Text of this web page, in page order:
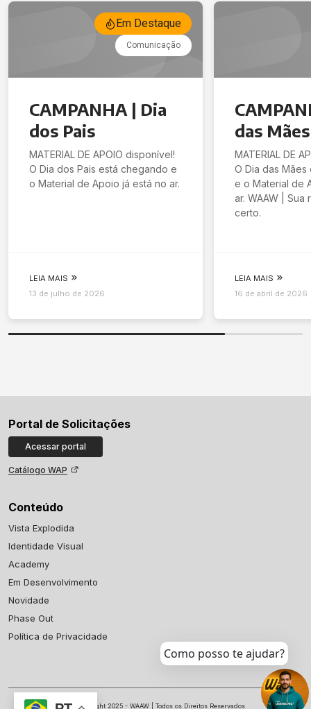
Em Destaque
Comunicação
CAMPANHA | Dia
dos Pais
MATERIAL DE APOIO disponível!
O Dia dos Pais está chegando e
o Material de Apoio já está no ar.
LEIA MAIS
13 de julho de 2026
das Mães
MATERIAL DE
O Dia das
e o Material de
ar. WAAW | Sua
certo.
LEIA MAIS
16 de abril de 2026
Portal de Solicitações
Acessar portal
Catálogo WAP
Conteúdo
Vista Explodida
Identidade Visual
Academy
Em Desenvolvimento
Novidade
Phase Out
Política de Privacidade
© Copyright 2025 - WAAW | Todos os Direitos Reservados
Como posso te ajudar?